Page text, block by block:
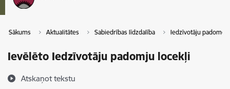
Sākums Aktualitātes Sabiedrības līdzdalība Iedzīvotāju padomes
Ievēlēto Iedzīvotāju padomju locekļi
Atskaņot tekstu